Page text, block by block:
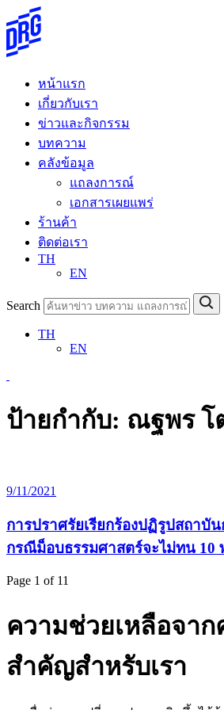
Skip
to
content
หน้าแรก
เกี่ยวกับเรา
ข่าวและกิจกรรม
บทความ
คลังข้อมูล
แถลงการณ์
เอกสารเผยแพร่
ร้านค้า
ติดต่อเรา
TH
EN
Search
TH
EN
ป้ายกำกับ: ณฐพร โ
9/11/2021
การปราศรัยเรียกร้องปฏิรูปสถา
กรณีม็อบธรรมศาสตร์จะไม่ทน 10
Page 1 of 11
ความช่วยเหลือจา
สำคัญสำหรับเรา